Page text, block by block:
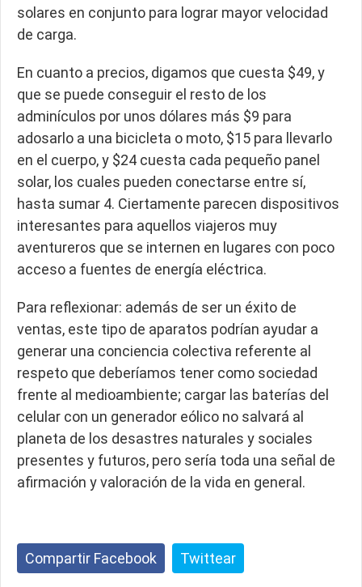
solares en conjunto para lograr mayor velocidad
de carga.
En cuanto a precios, digamos que cuesta $49, y
que se puede conseguir el resto de los
adminículos por unos dólares más $9 para
adosarlo a una bicicleta o moto, $15 para llevarlo
en el cuerpo, y $24 cuesta cada pequeño panel
solar, los cuales pueden conectarse entre sí,
hasta sumar 4. Ciertamente parecen dispositivos
interesantes para aquellos viajeros muy
aventureros que se internen en lugares con poco
acceso a fuentes de energía eléctrica.
Para reflexionar: además de ser un éxito de
ventas, este tipo de aparatos podrían ayudar a
generar una conciencia colectiva referente al
respeto que deberíamos tener como sociedad
frente al medioambiente; cargar las baterías del
celular con un generador eólico no salvará al
planeta de los desastres naturales y sociales
presentes y futuros, pero sería toda una señal de
afirmación y valoración de la vida en general.
Compartir Facebook Twittear